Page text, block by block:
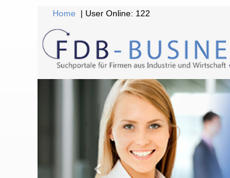
Home | User Online: 122